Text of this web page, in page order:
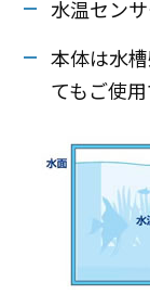
水温セン
本体は水
てもご使用